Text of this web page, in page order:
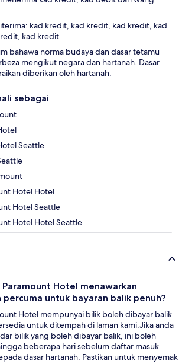
kad kredit, kad kredit, kad kredit, kad
kad kredit
bahawa norma budaya dan dasar tetamu
mengikut negara dan hartanah. Dasar
diberikan oleh hartanah.
sebagai
Seattle
Hotel Hotel
Hotel Seattle
Hotel Hotel Seattle
Paramount Hotel menawarkan
untuk bayaran balik penuh?
Hotel mempunyai bilik boleh dibayar balik
untuk ditempah di laman kami.Jika anda
bilik yang boleh dibayar balik, ini boleh
beberapa hari sebelum daftar masuk
dasar hartanah. Pastikan untuk menyemak